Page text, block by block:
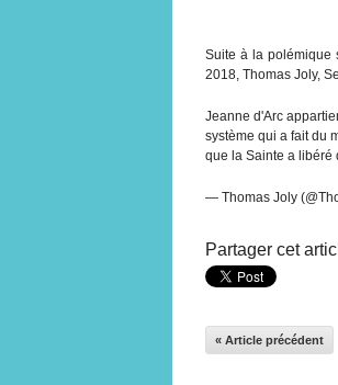
Suite à la polémique
2018, Thomas Joly,
Jeanne d'Arc
système qui a fait du
que la Sainte a libéré
— Thomas Joly
Partager cet
« Article précédent